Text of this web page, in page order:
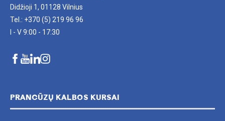
Didžioji 1, 01128 Vilnius
Tel.: +370 (5) 219 96 96
I - V 9:00 - 17:30
PRANCŪZŲ KALBOS KURSAI